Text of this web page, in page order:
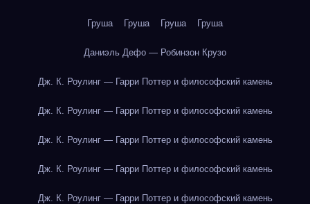
Груша Груша Груша Груша
Даниэль Дефо — Робинзон Крузо
Дж. К. Роулинг — Гарри Поттер и философский камень
Дж. К. Роулинг — Гарри Поттер и философский камень
Дж. К. Роулинг — Гарри Поттер и философский камень
Дж. К. Роулинг — Гарри Поттер и философский камень
Дж. К. Роулинг — Гарри Поттер и философский камень